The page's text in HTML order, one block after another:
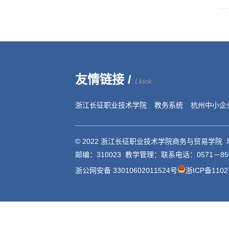
友情链接 / Lkink
浙江长征职业技术学院 教务系统 杭州中小企
© 2022 浙江长征职业技术学院商务与贸易学院
邮编：310023 教学管理：联系电话：0571－
浙公网安备 33010602011524号
浙ICP备